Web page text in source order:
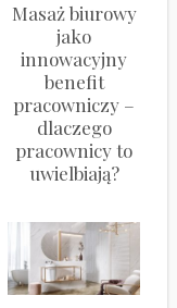
Masaż biurowy
jako
innowacyjny
benefit
pracowniczy –
dlaczego
pracownicy to
uwielbiają?